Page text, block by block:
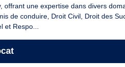
une expertise dans divers
de conduire, Droit Civil, Droit des
Respo...